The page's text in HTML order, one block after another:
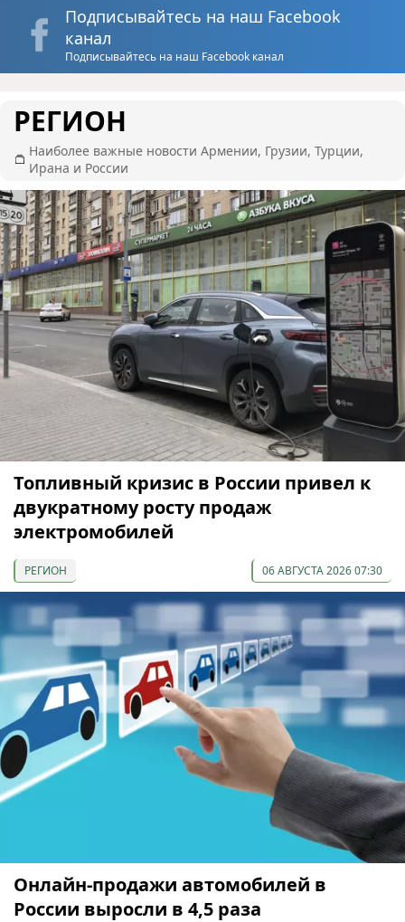
Подписывайтесь на наш Facebook
канал
Подписывайтесь на наш Facebook канал
РЕГИОН
Наиболее важные новости Армении, Грузии, Турции,
Ирана и России
Топливный кризис в России привел к
двукратному росту продаж
электромобилей
РЕГИОН 06 АВГУСТА 2026 07:30
Онлайн-продажи автомобилей в
России выросли в 4,5 раза